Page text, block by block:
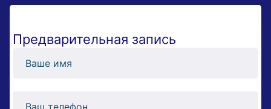
Предварительная запись